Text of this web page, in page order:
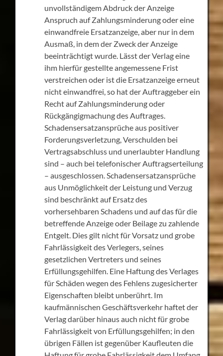
unvollständigem Abdruck der Anzeige
Anspruch auf Zahlungsminderung oder eine
einwandfreie Ersatzanzeige, aber nur in dem
Ausmaß, in dem der Zweck der Anzeige
beeinträchtigt wurde. Lässt der Verlag eine
ihm hierfür gestellte angemessene Frist
verstreichen oder ist die Ersatzanzeige erneut
nicht einwandfrei, so hat der Auftraggeber ein
Recht auf Zahlungsminderung oder
Rückgängigmachung des Auftrages.
Schadensersatzansprüche aus positiver
Forderungsverletzung, Verschulden bei
Vertragsabschluss und unerlaubter Handlung
sind – auch bei telefonischer Auftragserteilung
– ausgeschlossen. Schadensersatzansprüche
aus Unmöglichkeit der Leistung und Verzug
sind beschränkt auf Ersatz des
vorhersehbaren Schadens und auf das für die
betreffende Anzeige oder Beilage zu zahlende
Entgelt. Dies gilt nicht für Vorsatz und grobe
Fahrlässigkeit des Verlegers, seines
gesetzlichen Vertreters und seines
Erfüllungsgehilfen. Eine Haftung des Verlages
für Schäden wegen des Fehlens zugesicherter
Eigenschaften bleibt unberührt. Im
kaufmännischen Geschäftsverkehr haftet der
Verlag darüber hinaus auch nicht für grobe
Fahrlässigkeit von Erfüllungsgehilfen; in den
übrigen Fällen ist gegenüber Kaufleuten die